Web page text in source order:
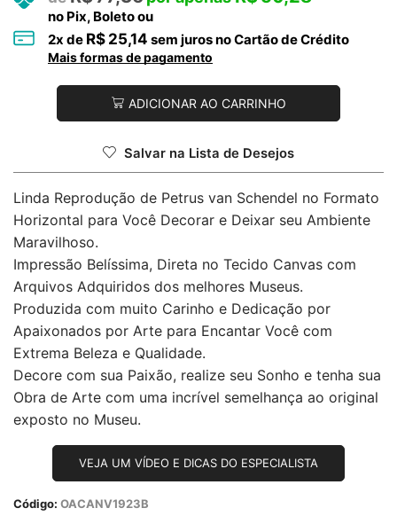
no Pix, Boleto ou
2x de R$ 25,14 sem juros no Cartão de Crédito
Mais formas de pagamento
ADICIONAR AO CARRINHO
Salvar na Lista de Desejos
Linda Reprodução de Petrus van Schendel no Formato
Horizontal para Você Decorar e Deixar seu Ambiente
Maravilhoso.
Impressão Belíssima, Direta no Tecido Canvas com
Arquivos Adquiridos dos melhores Museus.
Produzida com muito Carinho e Dedicação por
Apaixonados por Arte para Encantar Você com
Extrema Beleza e Qualidade.
Decore com sua Paixão, realize seu Sonho e tenha sua
Obra de Arte com uma incrível semelhança ao original
exposto no Museu.
VEJA UM VÍDEO E DICAS DO ESPECIALISTA
Código: OACANV1923B